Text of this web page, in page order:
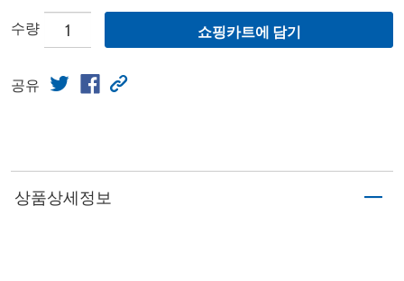
수량 쇼핑카트에 담기
공유
상품상세정보